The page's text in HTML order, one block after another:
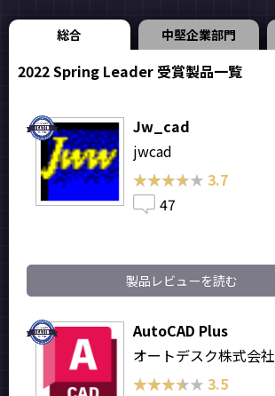
総合 中堅企業部門
2022 Spring Leader 受賞製品一覧
Jw_cad
jwcad
★★★★★
★★★★★ 3.7
47
製品レビューを読む
AutoCAD Plus
オートデスク株式会社
★★★★★
★★★★★ 3.5